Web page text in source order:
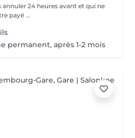
24 heures avant et qui ne
payé ...
permanent, après 1-2 mois